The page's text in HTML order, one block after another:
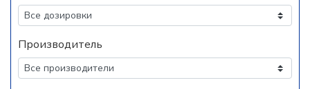
Производитель